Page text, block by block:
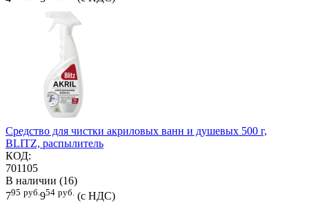
Средство для чистки акриловых ванн и душевых 500 г,
BLITZ, распылитель
КОД:
701105
В наличии (16)
795 руб. 954 руб. (с НДС)